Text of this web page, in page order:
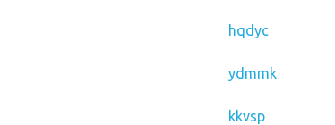
hqdyc
ydmmk
kkvsp